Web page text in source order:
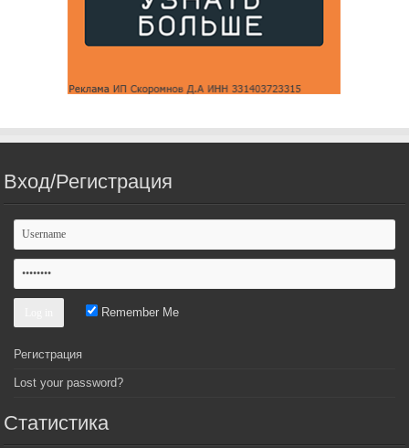
Вход/Регистрация
Remember Me
Регистрация
Lost your password?
Статистика